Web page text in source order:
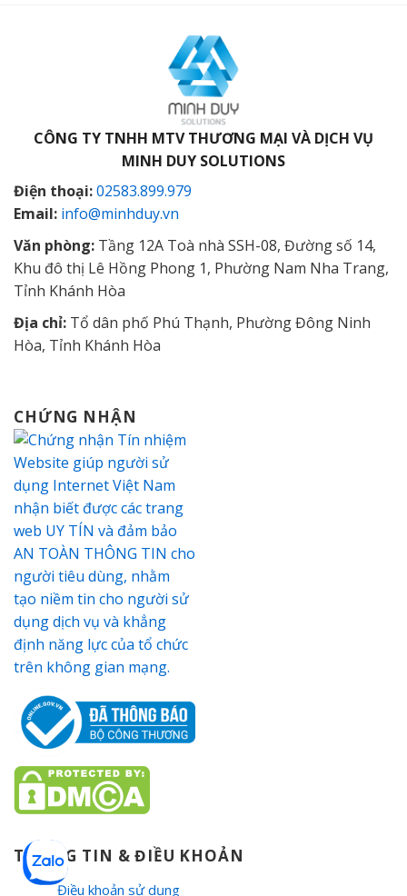
CÔNG TY TNHH MTV THƯƠNG MẠI VÀ DỊCH VỤ
MINH DUY SOLUTIONS
Điện thoại:02583.899.979
Email: info@minhduy.vn
Văn phòng: Tầng 12A Toà nhà SSH-08, Đường số 14,
Khu đô thị Lê Hồng Phong 1, Phường Nam Nha Trang,
Tỉnh Khánh Hòa
Địa chỉ: Tổ dân phố Phú Thạnh, Phường Đông Ninh
Hòa, Tỉnh Khánh Hòa
CHỨNG NHẬN
THÔNG TIN & ĐIỀU KHOẢN
Điều khoản sử dụng